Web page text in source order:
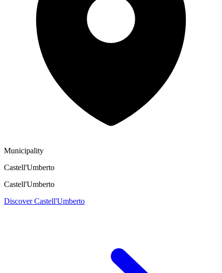
Municipality
Castell'Umberto
Castell'Umberto
Discover Castell'Umberto